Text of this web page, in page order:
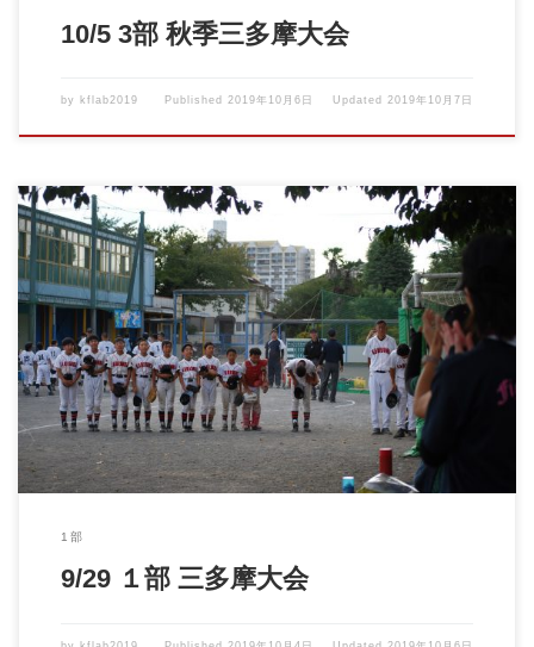
10/5 3部 秋季三多摩大会
by kflab2019 Published2019年10月6日 Updated2019年10月7日
2019年9月29日 三多摩大会 予選 VSタイガーシャーク 『1 […]
1部
9/29 １部 三多摩大会